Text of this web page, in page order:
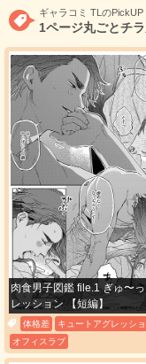
ギャラコミ TLのPickUP
1ページ丸ごとチラ
肉食男子図鑑 file.1 ぎゅ〜
レッション 【短編】
体格差
キュートアグレッシ
オフィスラブ